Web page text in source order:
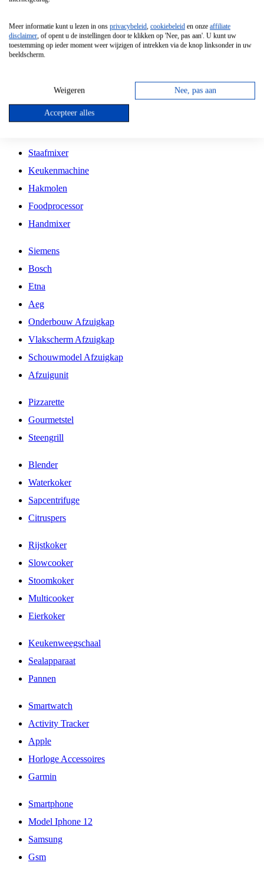
Vrijstaande Magnetron
Vrijstaande Kookplaat
Inbouw Gaskookplaat
Inbouw Keramische Kookplaat
Kookplaat Accessoires
Staafmixer
Keukenmachine
Hakmolen
Foodprocessor
Handmixer
Siemens
Bosch
Etna
Aeg
Onderbouw Afzuigkap
Vlakscherm Afzuigkap
Schouwmodel Afzuigkap
Afzuigunit
Pizzarette
Gourmetstel
Steengrill
Blender
Waterkoker
Sapcentrifuge
Citruspers
Rijstkoker
Slowcooker
Stoomkoker
Multicooker
Eierkoker
Keukenweegschaal
Sealapparaat
Pannen
Smartwatch
Activity Tracker
Apple
Horloge Accessoires
Garmin
Smartphone
Model Iphone 12
Samsung
Gsm
Meer informatie kunt u lezen in ons privacybeleid, cookiebeleid en onze affiliate
disclaimer, of opent u de instellingen door te klikken op 'Nee, pas aan'. U kunt uw
toestemming op ieder moment weer wijzigen of intrekken via de knop linksonder in uw
beeldscherm.
Weigeren Nee, pas aan
Accepteer alles